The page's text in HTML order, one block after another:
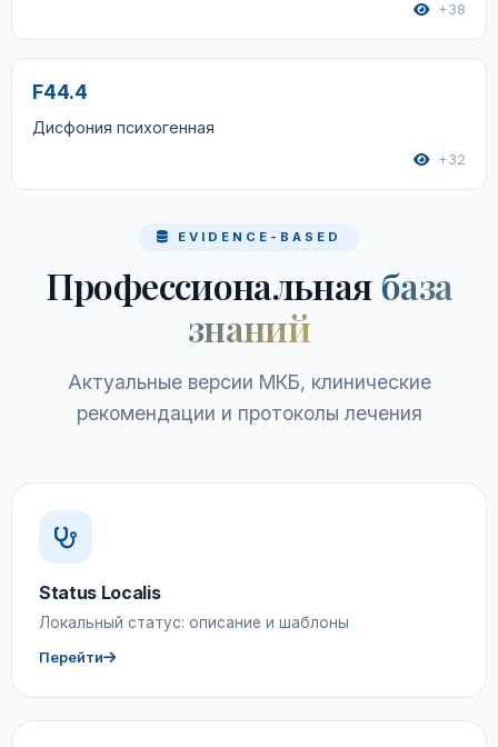
+38
F44.4
Дисфония психогенная
+32
EVIDENCE-BASED
Профессиональная база
знаний
Актуальные версии МКБ, клинические
рекомендации и протоколы лечения
Status Localis
Локальный статус: описание и шаблоны
Перейти